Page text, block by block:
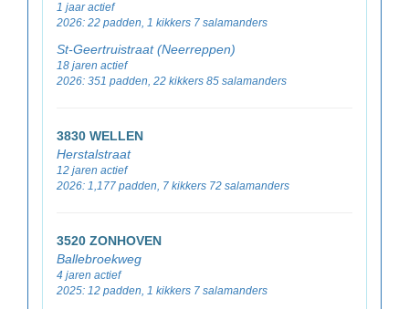
1 jaar actief
2026: 22 padden, 1 kikkers 7 salamanders
St-Geertruistraat (Neerreppen)
18 jaren actief
2026: 351 padden, 22 kikkers 85 salamanders
3830 WELLEN
Herstalstraat
12 jaren actief
2026: 1,177 padden, 7 kikkers 72 salamanders
3520 ZONHOVEN
Ballebroekweg
4 jaren actief
2025: 12 padden, 1 kikkers 7 salamanders